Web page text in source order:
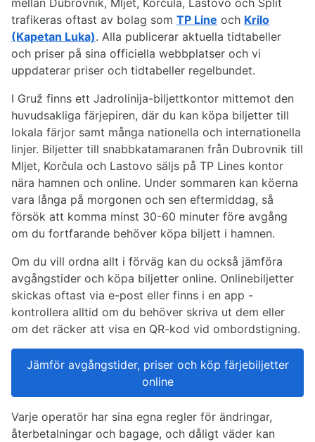
mellan Dubrovnik, Mljet, Korčula, Lastovo och Split
trafikeras oftast av bolag som TP Line och Krilo
(Kapetan Luka). Alla publicerar aktuella tidtabeller
och priser på sina officiella webbplatser och vi
uppdaterar priser och tidtabeller regelbundet.
I Gruž finns ett Jadrolinija-biljettkontor mittemot den
huvudsakliga färjepiren, där du kan köpa biljetter till
lokala färjor samt många nationella och internationella
linjer. Biljetter till snabbkatamaranen från Dubrovnik till
Mljet, Korčula och Lastovo säljs på TP Lines kontor
nära hamnen och online. Under sommaren kan köerna
vara långa på morgonen och sen eftermiddag, så
försök att komma minst 30-60 minuter före avgång
om du fortfarande behöver köpa biljett i hamnen.
Om du vill ordna allt i förväg kan du också jämföra
avgångstider och köpa biljetter online. Onlinebiljetter
skickas oftast via e-post eller finns i en app -
kontrollera alltid om du behöver skriva ut dem eller
om det räcker att visa en QR-kod vid ombordstigning.
Jämför avgångstider, priser och köp färjebiljetter
online
Varje operatör har sina egna regler för ändringar,
återbetalningar och bagage, och dåligt väder kan